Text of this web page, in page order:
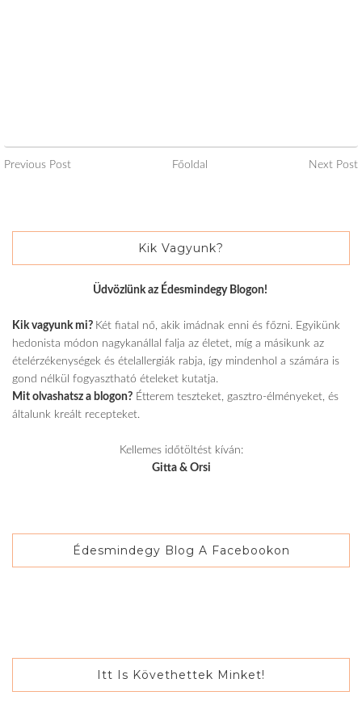
Previous Post Főoldal Next Post
Kik Vagyunk?
Üdvözlünk az Édesmindegy Blogon!
Kik vagyunk mi? Két fiatal nő, akik imádnak enni és főzni. Egyikünk
hedonista módon nagykanállal falja az életet, míg a másikunk az
ételérzékenységek és ételallergiák rabja, így mindenhol a számára is
gond nélkül fogyasztható ételeket kutatja.
Mit olvashatsz a blogon? Étterem teszteket, gasztro-élményeket, és
általunk kreált recepteket.
Kellemes időtöltést kíván:
Gitta & Orsi
Édesmindegy Blog A Facebookon
Itt Is Követhettek Minket!